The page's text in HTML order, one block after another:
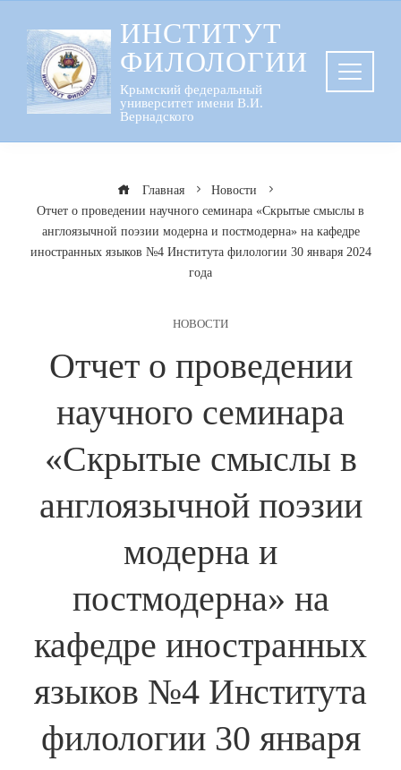
содержанию
ИНСТИТУТ
ФИЛОЛОГИИ
Крымский федеральный
университет имени В.И.
Вернадского
Главная
Новости
Отчет о проведении научного семинара «Скрытые смыслы в
англоязычной поэзии модерна и постмодерна» на кафедре
иностранных языков №4 Института филологии 30 января 2024
года
НОВОСТИ
Отчет о проведении
научного семинара
«Скрытые смыслы в
англоязычной поэзии
модерна и
постмодерна» на
кафедре иностранных
языков №4 Института
филологии 30 января